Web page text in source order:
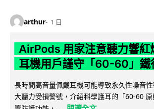
arthur 1 日
AirPods 用家注意聽力響紅
耳機用戶謹守「60-60」鐵
長時間高音量佩戴耳機可能導致永久性噪音
大聽力受損警號，介紹科學護耳的「60-60